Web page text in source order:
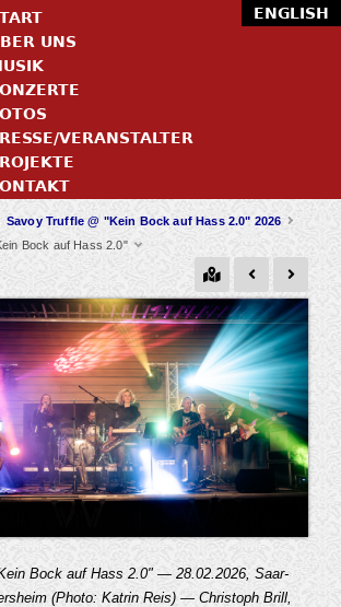
Savoy Truffle @ "Kein Bock auf Hass 2.0" 2026
Bock auf Hass 2.0"
Bock auf Hass 2.0" — 28.02.2026, Saar-
(Photo: Katrin Reis) — Christoph Brill,
UNS
VERANSTALTER
ENGLISH